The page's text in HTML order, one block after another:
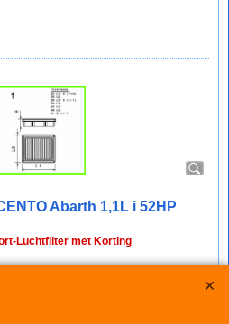
Abarth 1,1L i 52HP
Luchtfilter met Korting